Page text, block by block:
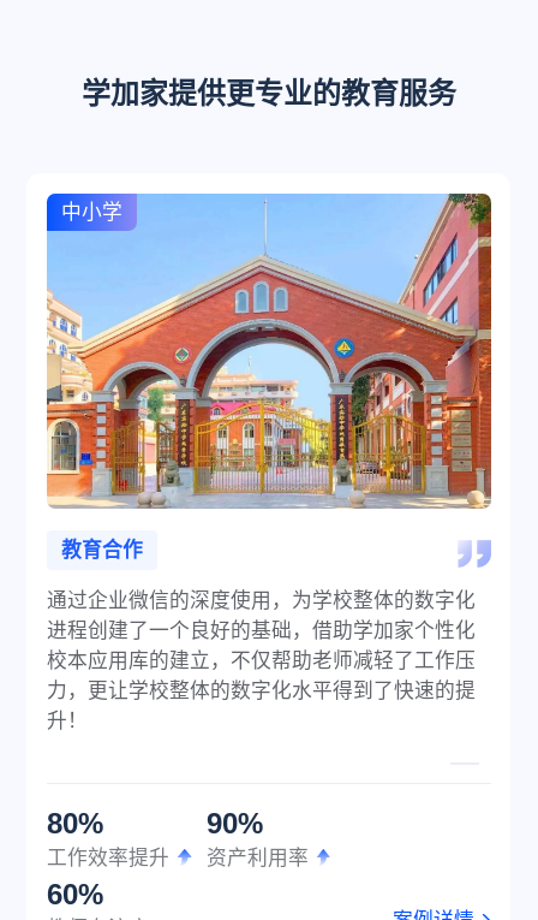
学加家提供更专业的教育服务
中小学
教育合作
通过企业微信的深度使用，为学校整体的数字化
进程创建了一个良好的基础，借助学加家个性化
校本应用库的建立，不仅帮助老师减轻了工作压
力，更让学校整体的数字化水平得到了快速的提
升！
80%
工作效率提升
90%
资产利用率
60%